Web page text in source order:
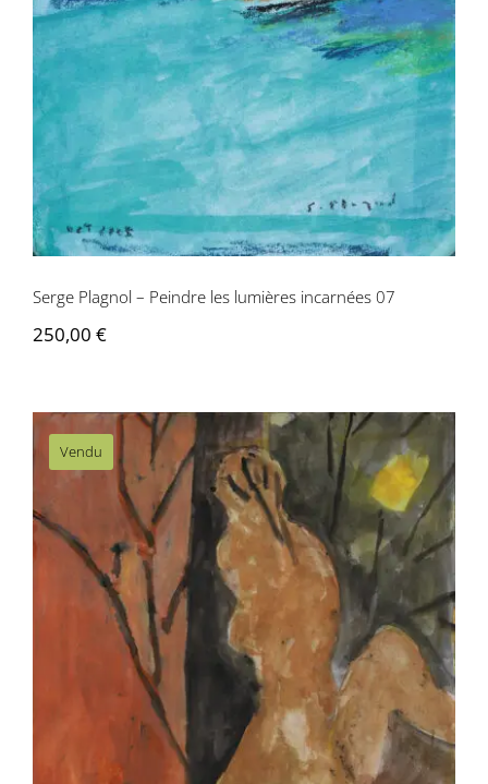
Serge Plagnol – Peindre les lumières incarnées 07
250,00 €
Vendu
Serge Plagnol – Peindre les lumières
incarnées 06